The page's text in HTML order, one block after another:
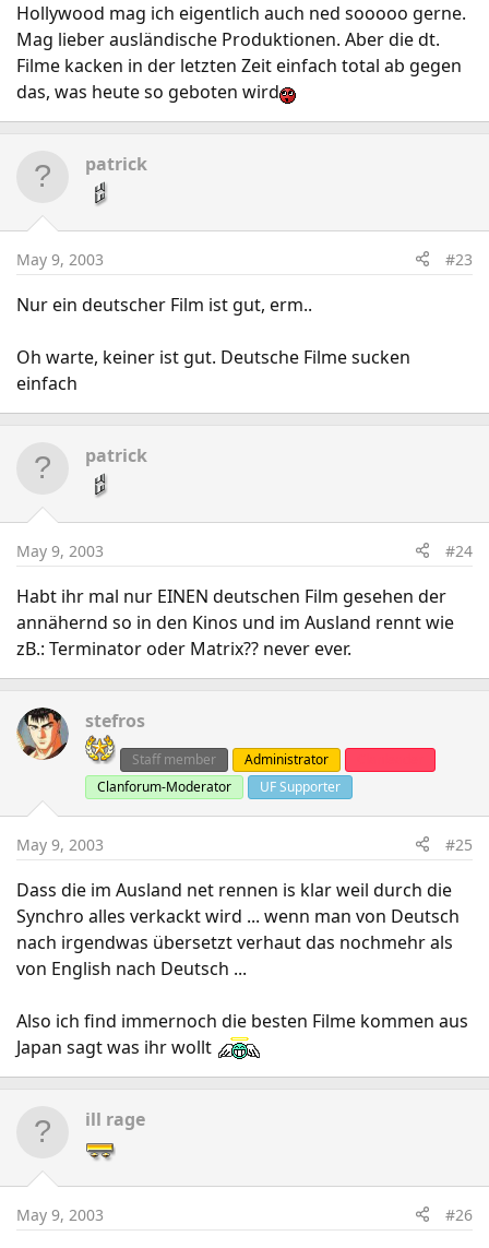
Hollywood mag ich eigentlich auch ned sooooo gerne.
Mag lieber ausländische Produktionen. Aber die dt.
Filme kacken in der letzten Zeit einfach total ab gegen
das, was heute so geboten wird
patrick
May 9, 2003 #23
Nur ein deutscher Film ist gut, erm..
Oh warte, keiner ist gut. Deutsche Filme sucken
einfach
patrick
May 9, 2003 #24
Habt ihr mal nur EINEN deutschen Film gesehen der
annähernd so in den Kinos und im Ausland rennt wie
zB.: Terminator oder Matrix?? never ever.
stefros
Staff member Administrator
Clanforum-Moderator
UF Supporter
May 9, 2003 #25
Dass die im Ausland net rennen is klar weil durch die
Synchro alles verkackt wird ... wenn man von Deutsch
nach irgendwas übersetzt verhaut das nochmehr als
von English nach Deutsch ...
Also ich find immernoch die besten Filme kommen aus
Japan sagt was ihr wollt
ill rage
May 9, 2003 #26